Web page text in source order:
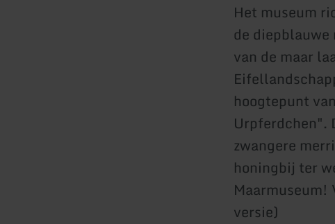
Het museum
de diepblauwe
van de maar
hoogtepunt
Urpferdchen".
zwangere
honingbij ter
versie)